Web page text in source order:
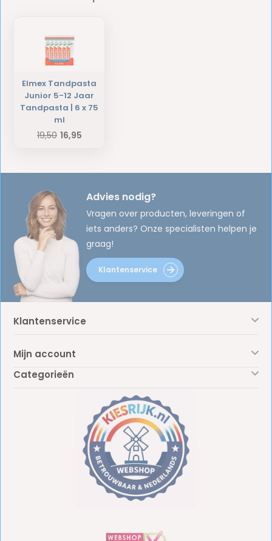
Elmex Tandpasta
Junior 5-12 Jaar
Tandpasta | 6 x 75
ml
19,50 16,95
Advies nodig?
Vragen over producten, leveringen of
iets anders? Onze specialisten helpen je
graag!
Klantenservice
Klantenservice
Mijn account
Categorieën